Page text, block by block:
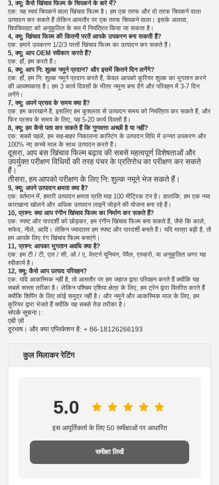
3, क्यू: कैसे खिंचाव फिल्म के चिपकने के बारे में?
एक: यह स्वयं चिपकने वाला खिंचाव फिल्म है। हम एक तरफ और दो तरफ चिपकने वाला
उत्पादन कर सकते हैं लेकिन आमतौर पर एक तरफ चिपकने वाला। इसके अलावा,
चिपचिपाहट को अनुकूलित के रूप में नियंत्रित किया जा सकता है।
4, क्यू: खिंचाव फिल्म की कितनी परतें आपके उपकरण बना सकती हैं?
एक: हमारे उपकरण 1/2/3 परतों खिंचाव फिल्म का उत्पादन कर सकते हैं।
5, क्यू: आप OEM स्वीकार करते हैं?
एक: हाँ, हम करते हैं।
6, क्यू: आप नि: शुल्क नमूने प्रदान? और इसमें कितने दिन लगेंगे?
एक: हाँ, हम नि: शुल्क नमूने प्रदान करते हैं, केवल आपको कूरियर शुल्क का भुगतान करने
की आवश्यकता है। हम 3 कार्य दिवसों के भीतर नमूना बना देंगे और परिवहन में 3-7 दिन
लगेंगे।
7, क्यू: अपने प्रसव के समय क्या है?
एक: हम कारखाने हैं, इसलिए हम कुशलता से उत्पादन समय को नियंत्रित कर सकते हैं, और
फिर प्रसव के समय के लिए, यह 5-20 कार्य दिवसों है।
8, क्यू: हम कैसे पता कर सकते हैं कि गुणवत्ता अच्छी है या नहीं?
एक: सबसे पहले, हम सह-बाहर निकालना कास्टिंग के उत्पादन विधि में उन्नत उपकरण और
100% नए कच्चे माल के साथ उत्पादन करते हैं।
दूसरा, आप बस खिंचाव फिल्म बढ़ाव की सबसे महत्वपूर्ण विशेषताओं और
उपर्युक्त परीक्षण विधियों की तरह पंचर के प्रतिरोध का परीक्षण कर सकते
हैं।
तीसरा, हम आपको परीक्षण के लिए नि: शुल्क नमूने भेज सकते हैं।
9, क्यू: अपने उत्पादन क्षमता क्या है?
एक: वर्तमान में, हमारी उत्पादन क्षमता प्रति माह 100 मीट्रिक टन है। हालांकि, हम एक नया
कारखाना खोलने और अधिक उत्पादन लाइनें जोड़ने की योजना बना रहे हैं।
10, प्रश्न: क्या आप रंगीन खिंचाव फिल्म का निर्माण कर सकते हैं?
एक: स्पष्ट और पारदर्शी को छोड़कर, हम रंगीन खिंचाव फिल्म बना सकते हैं, जैसे कि काले,
सफेद, नीले, आदि। लेकिन ज्यादातर हम स्पष्ट और पारदर्शी बनाते हैं। यदि मात्रा बड़ी है, तो
हम आपके लिए रंग खिंचाव फिल्म बनाएंगे।
11, प्रश्न: आपका भुगतान अवधि क्या है?
एक: हम टी / टी, एल / सी, ओ / ए, वेस्टर्न यूनियन, पेपैल, एस्क्रो, या अनुकूलित अगर यह
स्वीकार्य है।
12, क्यू: कैसे आप उत्पाद परिवहन?
एक: यदि आकस्मिक नहीं है, तो आमतौर पर हम जहाज द्वारा परिवहन करते हैं क्योंकि यह
सबसे सस्ता तरीका है। लेकिन पश्चिम एशिया क्षेत्र के लिए, हम ट्रेन द्वारा वितरित करते हैं
क्योंकि शिपिंग के लिए कोई समुद्र नहीं है। और नमूने और आकस्मिक माल के लिए, हम
कूरियर द्वारा भेजते हैं क्योंकि यह सबसे तेज़ तरीका है।
संपर्क सूचना।:
एबी ज़ो
दूरभाष। और क्या एप्लिकेशन है: + 86-18126266193
कुल मिलाकर रेटिंग
5.0
इस आपूर्तिकर्ता के लिए 50 समीक्षाओं पर आधारित
समीक्षा लिखें